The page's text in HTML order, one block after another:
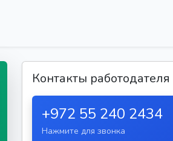
Контакты работодателя
+972 55 240 2434
Нажмите для звонка